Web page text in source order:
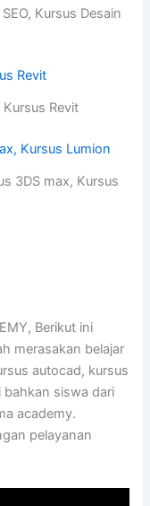
Kursus Desain
Revit
3DS max, Kursus
Berikut ini
merasakan belajar
autocad, kursus
bahkan siswa dari
academy.
pelayanan